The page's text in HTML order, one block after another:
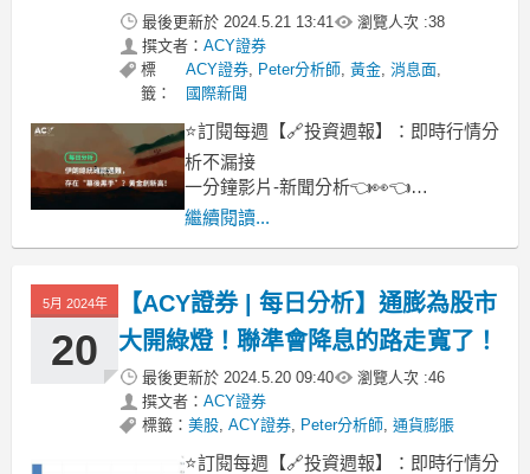
最後更新於 2024.5.21 13:41 瀏覽人次 :38
撰文者： ACY證券
標
籤：
ACY證券, Peter分析師,黃金,消息面,
國際新聞
⭐訂閱每週【🔗投資週報】：即時行情分
析不漏接
一分鐘影片-新聞分析👈👀👈
昨日晚間，一架載有伊朗總統與外長的
伊朗直升機殘骸畫面
事故發生後，伊朗已經派遣了大量部隊
進行救援。根據土耳其無人機提供的熱
源低點，伊朗已經找到了
繼續閱讀...
5月 2024年
20
【ACY證券 | 每日分析】通膨為股市
大開綠燈！聯準會降息的路走寬了！
最後更新於 2024.5.20 09:40 瀏覽人次 :46
撰文者： ACY證券
標籤： 美股, ACY證券, Peter分析師, 通貨膨脹
⭐訂閱每週【🔗投資週報】：即時行情分